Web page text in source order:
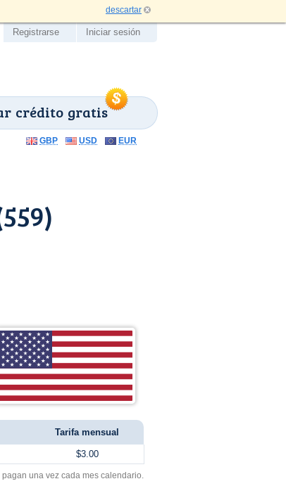
descartar
crédito gratis
Registrarse Iniciar sesión
GBP USD EUR
Tarifa mensual
$3.00
una vez cada mes calendario.